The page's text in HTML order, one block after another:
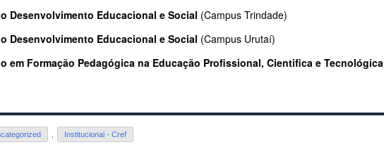
Desenvolvimento Educacional e Social (Campus Trindade)
Desenvolvimento Educacional e Social (Campus Urutaí)
em Formação Pedagógica na Educação Profissional, Cientifica e Tecnológica
Institucional - Cref